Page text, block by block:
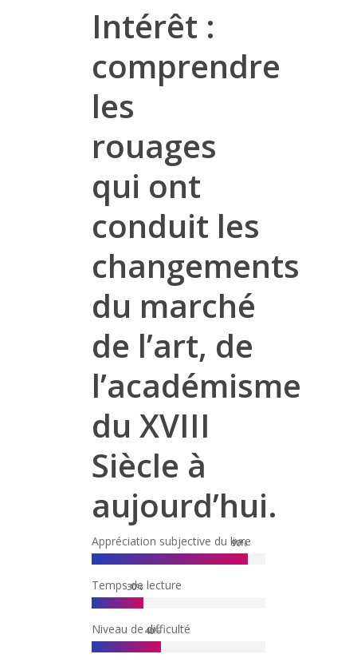
Intérêt :
comprendre
les
rouages
qui ont
conduit les
changements
du marché
de l’art, de
l’académisme
du XVIII
Siècle à
aujourd’hui.
Appréciation subjective du livre
90%
Temps de lecture
30%
Niveau de difficulté
40%